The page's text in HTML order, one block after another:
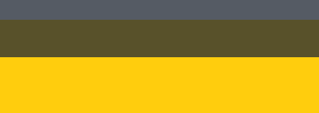
Besuchen Sie uns auf: